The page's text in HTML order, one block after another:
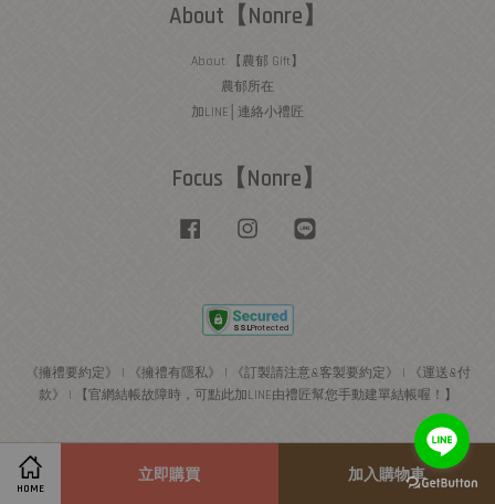
HOME
立即購買 加入購物車
About【Nonre】
About 【農郁 Gift】
農郁所在
加LINE│連絡小禮匠
Focus【Nonre】
Facebook Instagram
《擁禮要約定》 | 《擁禮有隱私》 | 《訂製請注意&客製要約定》 |
《運送&付
款》
| 【官網結帳故障時，可點此加LINE由禮匠幫您手動建單結帳喔！】